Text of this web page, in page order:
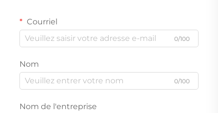
Courriel
0/100
Nom
0/100
Nom de l'entreprise